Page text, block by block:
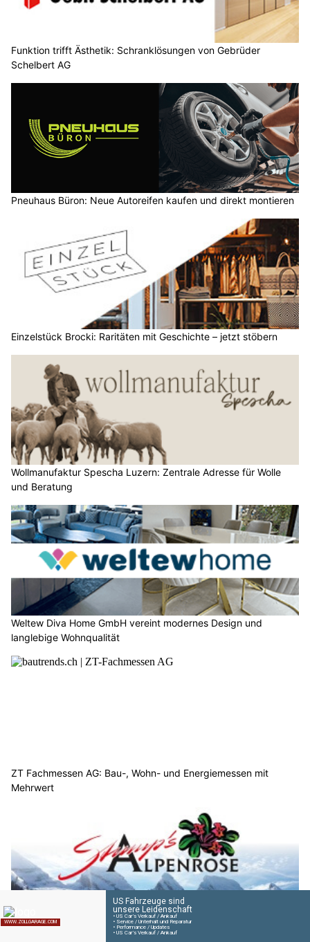
Funktion trifft Ästhetik: Schranklösungen von Gebrüder
Schelbert AG
Pneuhaus Büron: Neue Autoreifen kaufen und direkt montieren
Einzelstück Brocki: Raritäten mit Geschichte – jetzt stöbern
Wollmanufaktur Spescha Luzern: Zentrale Adresse für Wolle
und Beratung
Weltew Diva Home GmbH vereint modernes Design und
langlebige Wohnqualität
ZT Fachmessen AG: Bau-, Wohn- und Energiemessen mit
Mehrwert
Stump’s Alpenrose: Bergidylle und Wellnesshotel in Wildhaus SG